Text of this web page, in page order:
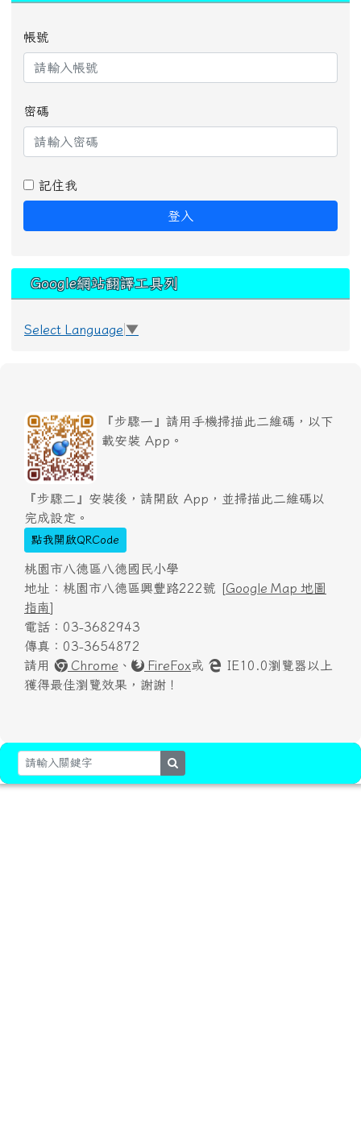
帳號
密碼
記住我
登入
Google網站翻譯工具列
Select Language ▼
『步驟一』請用手機掃描此二維碼，以下
載安裝 App。
『步驟二』安裝後，請開啟 App，並掃描此二維碼以
完成設定。
點我開啟QRCode
桃園市八德區八德國民小學
地址：桃園市八德區興豐路222號 [Google Map 地圖
指南]
電話：03-3682943
傳真：03-3654872
請用
Chrome 、 FireFox或
IE10.0瀏覽器以上
獲得最佳瀏覽效果，謝謝！